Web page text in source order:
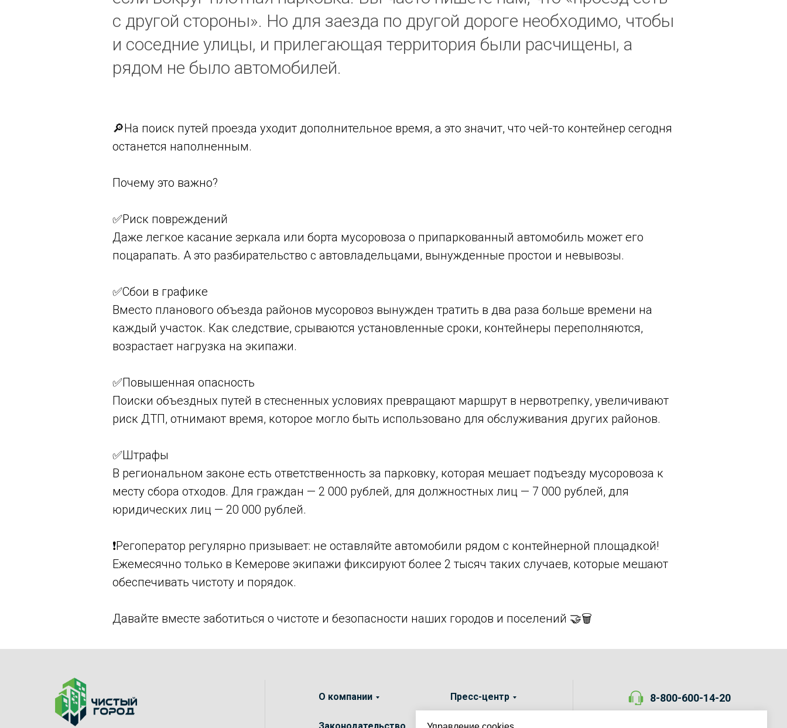
с другой стороны». Но для заезда по другой дороге необходимо, чтобы
и соседние улицы, и прилегающая территория были расчищены, а
рядом не было автомобилей.
🔎На поиск путей проезда уходит дополнительное время, а это значит, что чей-то контейнер сегодня
останется наполненным.
Почему это важно?
✅Риск повреждений
Даже легкое касание зеркала или борта мусоровоза о припаркованный автомобиль может его
поцарапать. А это разбирательство с автовладельцами, вынужденные простои и невывозы.
✅Сбои в графике
Вместо планового объезда районов мусоровоз вынужден тратить в два раза больше времени на
каждый участок. Как следствие, срываются установленные сроки, контейнеры переполняются,
возрастает нагрузка на экипажи.
✅Повышенная опасность
Поиски объездных путей в стесненных условиях превращают маршрут в нервотрепку, увеличивают
риск ДТП, отнимают время, которое могло быть использовано для обслуживания других районов.
✅Штрафы
В региональном законе есть ответственность за парковку, которая мешает подъезду мусоровоза к
месту сбора отходов. Для граждан — 2 000 рублей, для должностных лиц — 7 000 рублей, для
юридических лиц — 20 000 рублей.
❗️Регоператор регулярно призывает: не оставляйте автомобили рядом с контейнерной площадкой!
Ежемесячно только в Кемерове экипажи фиксируют более 2 тысяч таких случаев, которые мешают
обеспечивать чистоту и порядок.
Давайте вместе заботиться о чистоте и безопасности наших городов и поселений 🤝🗑
8-800-600-14-20
О компании Пресс-центр